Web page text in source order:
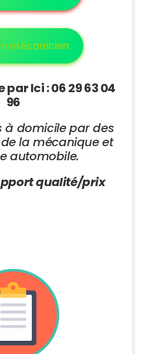
mécanicien
Ici : 06 29 63 04
96
à domicile par des
la mécanique et
automobile.
qualité/prix